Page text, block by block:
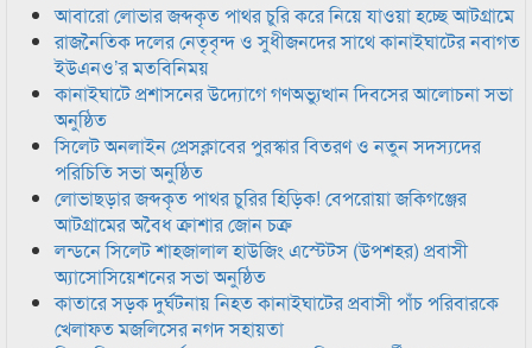
আবারো লোভার জব্দকৃত পাথর চুরি করে নিয়ে যাওয়া হচ্ছে আটগ্রামে
রাজনৈতিক দলের নেতৃবৃন্দ ও সুধীজনদের সাথে কানাইঘাটের নবাগত
ইউএনও’র মতবিনিময়
কানাইঘাটে প্রশাসনের উদ্যোগে গণঅভ্যুত্থান দিবসের আলোচনা সভা
অনুষ্ঠিত
সিলেট অনলাইন প্রেসক্লাবের পুরস্কার বিতরণ ও নতুন সদস্যদের
পরিচিতি সভা অনুষ্ঠিত
লোভাছড়ার জব্দকৃত পাথর চুরির হিড়িক! বেপরোয়া জকিগঞ্জের
আটগ্রামের অবৈধ ক্রাশার জোন চক্র
লন্ডনে সিলেট শাহজালাল হাউজিং এস্টেটস (উপশহর) প্রবাসী
অ্যাসোসিয়েশনের সভা অনুষ্ঠিত
কাতারে সড়ক দুর্ঘটনায় নিহত কানাইঘাটের প্রবাসী পাঁচ পরিবারকে
খেলাফত মজলিসের নগদ সহায়তা